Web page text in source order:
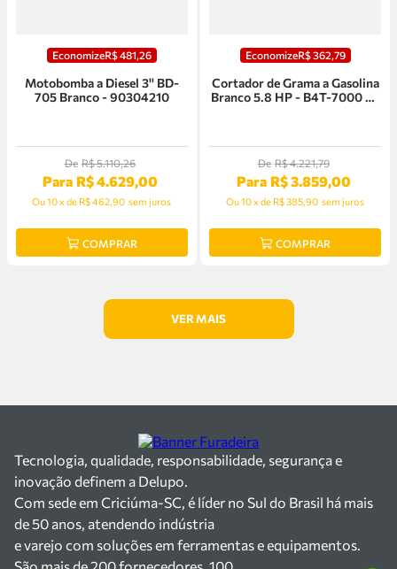
EconomizeR$481,26
Motobomba a Diesel 3'' BD-
705 Branco - 90304210
De R$5.110,26
Para R$4.629,00
Ou10xde R$ 462,90 sem juros
COMPRAR
EconomizeR$362,79
Cortador de Grama a Gasolina
Branco 5.8 HP - B4T-7000 SL
De R$4.221,79
Para R$3.859,00
Ou10xde R$ 385,90 sem juros
COMPRAR
Tecnologia, qualidade, responsabilidade, segurança e
inovação definem a Delupo.
Com sede em Criciúma-SC, é líder no Sul do Brasil há mais
de 50 anos, atendendo indústria
e varejo com soluções em ferramentas e equipamentos.